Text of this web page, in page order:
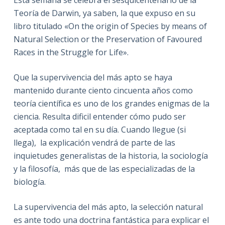
Teoría de Darwin, ya saben, la que expuso en su
libro titulado «On the origin of Species by means of
Natural Selection or the Preservation of Favoured
Races in the Struggle for Life».
Que la supervivencia del más apto se haya
mantenido durante ciento cincuenta años como
teoría científica es uno de los grandes enigmas de la
ciencia. Resulta dificil entender cómo pudo ser
aceptada como tal en su día. Cuando llegue (si
llega), la explicación vendrá de parte de las
inquietudes generalistas de la historia, la sociología
y la filosofía, más que de las especializadas de la
biología.
La supervivencia del más apto, la selección natural
es ante todo una doctrina fantástica para explicar el